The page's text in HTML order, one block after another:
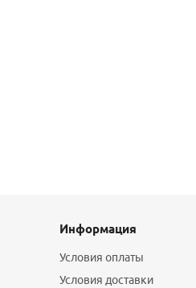
Информация
Условия оплаты
Условия доставки